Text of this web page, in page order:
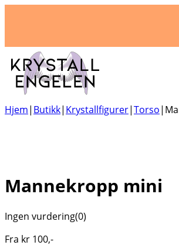
Hjem| Butikk| Krystallfigurer|Torso|
Mannekropp mini
Ingen vurdering(0)
Fra kr 100,-